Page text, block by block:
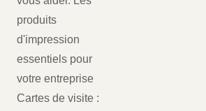
produits
d'impression
essentiels pour
votre entreprise
Cartes de visite :